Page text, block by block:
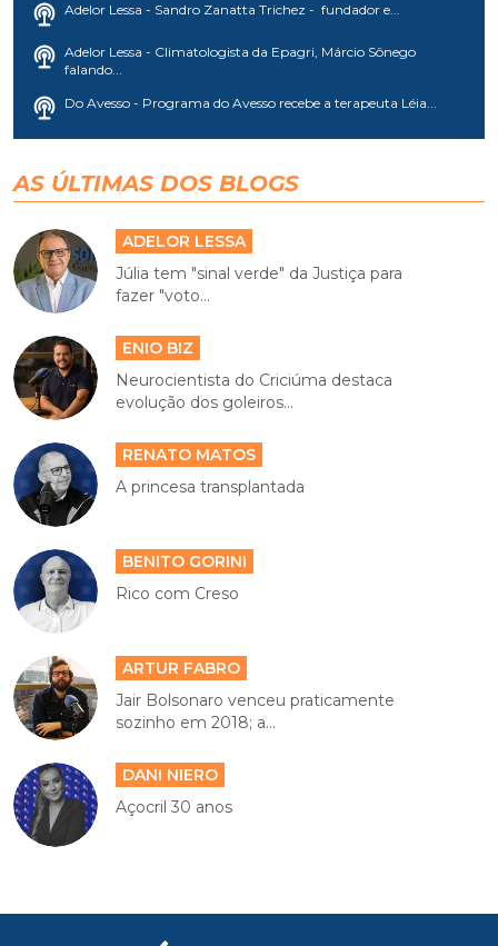
Adelor Lessa - Sandro Zanatta Trichez - fundador e...
Adelor Lessa - Climatologista da Epagri, Márcio Sônego
falando...
Do Avesso - Programa do Avesso recebe a terapeuta Léia...
AS ÚLTIMAS DOS BLOGS
ADELOR LESSA
Júlia tem "sinal verde" da Justiça para
fazer "voto...
ENIO BIZ
Neurocientista do Criciúma destaca
evolução dos goleiros...
RENATO MATOS
A princesa transplantada
BENITO GORINI
Rico com Creso
ARTUR FABRO
Jair Bolsonaro venceu praticamente
sozinho em 2018; a...
DANI NIERO
Açocril 30 anos